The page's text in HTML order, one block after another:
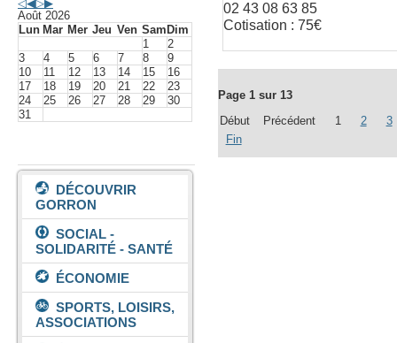
Août 2026
Lun Mar Mer Jeu Ven Sam Dim
1
2
3
4 5 6 7 8
9
10
11 12 13 14 15
16
17
18 19 20 21 22
23
24
25 26 27 28 29
30
31
DÉCOUVRIR
GORRON
SOCIAL -
SOLIDARITÉ - SANTÉ
ÉCONOMIE
SPORTS, LOISIRS,
ASSOCIATIONS
02 43 08 63 85
Cotisation : 75€
Page 1 sur 13
Début
Précédent 1 2
3
Fin